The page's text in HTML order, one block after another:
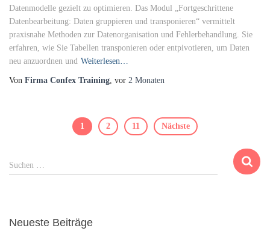
Datenmodelle gezielt zu optimieren. Das Modul „Fortgeschrittene
Datenbearbeitung: Daten gruppieren und transponieren“ vermittelt
praxisnahe Methoden zur Datenorganisation und Fehlerbehandlung. Sie
erfahren, wie Sie Tabellen transponieren oder entpivotieren, um Daten
neu anzuordnen und Weiterlesen…
Von Firma Confex Training , vor 2 Monaten
Beitragsnavigation
1 2 11 Nächste
u
n
Suchen …
Neueste Beiträge